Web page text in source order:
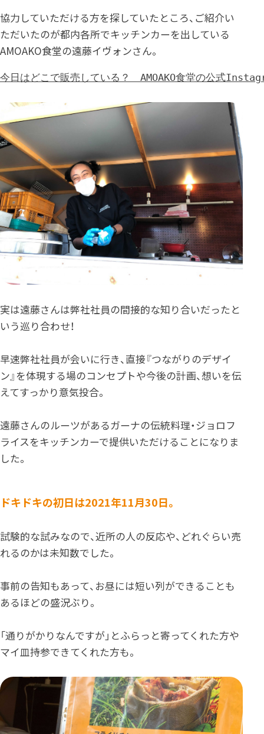
協力していただける方を探していたところ、ご紹介い
ただいたのが都内各所でキッチンカーを出している
AMOAKO食堂の遠藤イヴォンさん。
今日はどこで販売している？　AMOAKO食堂の公式
実は遠藤さんは弊社社員の間接的な知り合いだったと
いう巡り合わせ！
早速弊社社員が会いに行き、直接『つながりのデザイ
ン』を体現する場のコンセプトや今後の計画、想いを伝
えてすっかり意気投合。
遠藤さんのルーツがあるガーナの伝統料理・ジョロフ
ライスをキッチンカーで提供いただけることになりま
した。
ドキドキの初日は2021年11月30日。
試験的な試みなので、近所の人の反応や、どれぐらい売
れるのかは未知数でした。
事前の告知もあって、お昼には短い列ができることも
あるほどの盛況ぶり。
「通りがかりなんですが」とふらっと寄ってくれた方や
マイ皿持参できてくれた方も。